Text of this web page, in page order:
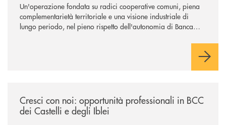
Un'operazione fondata su radici cooperative comuni, piena
complementarietà territoriale e una visione industriale di
lungo periodo, nel pieno rispetto dell'autonomia di Banca
negoziazione esclusiva per la finalizzazione dell’operazione.
Cresci con noi: opportunità professionali in BCC
dei Castelli e degli Iblei